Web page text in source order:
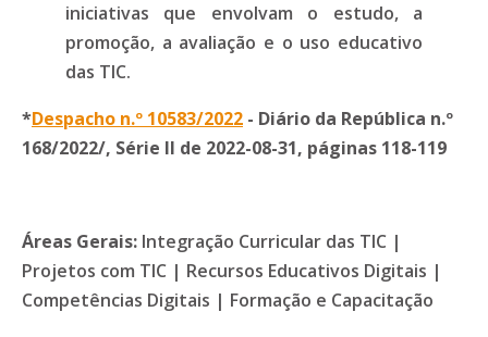
iniciativas que envolvam o estudo, a
promoção, a avaliação e o uso educativo
das TIC.
*Despacho n.º 10583/2022 - Diário da República n.º
168/2022/, Série II de 2022-08-31, páginas 118-119
Áreas Gerais: Integração Curricular das TIC |
Projetos com TIC | Recursos Educativos Digitais |
Competências Digitais | Formação e Capacitação